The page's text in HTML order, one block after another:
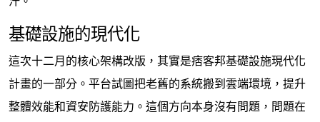
基礎設施的現代化
這次十二月的核心架構改版，其實是痞客邦基礎設施現代化
計畫的一部分。平台試圖把老舊的系統搬到雲端環境，提升
整體效能和資安防護能力。這個方向本身沒有問題，問題在